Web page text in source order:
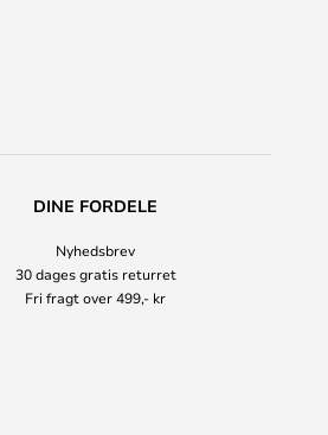
DINE FORDELE
Nyhedsbrev
30 dages gratis returret
Fri fragt over 499,- kr